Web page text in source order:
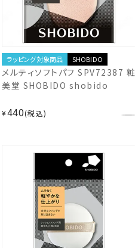
ラッピング対象商品 SHOBIDO
メルティソフトパフ SPV72387 粧
美堂 SHOBIDO shobido
¥440 税込